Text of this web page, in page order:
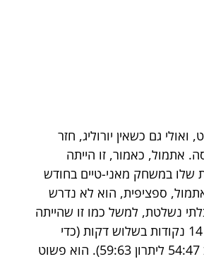
ואולי גם כשאין יורוליג, חזר
אתמול, כאמור, זו הייתה
שלו במשחק מאני-טיים בחודש
ספציפית, הוא לא נדרש
נשלטת, למשל כמו זו שהייתה
לג'ימי קלארק עם 14 נקודות בשלוש דקות (כדי
להפוך פיגור צהוב 54:47 ליתרון 59:63). הוא פשוט